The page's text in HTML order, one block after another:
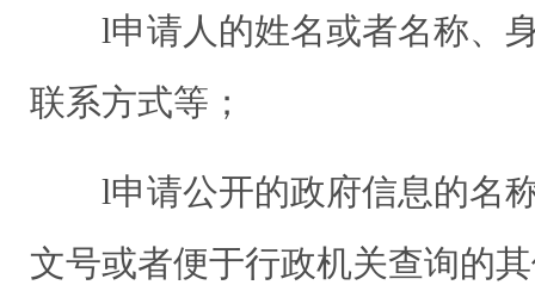
l申请人的姓名或者名称、
联系方式等；
l申请公开的政府信息的名
文号或者便于行政机关查询的